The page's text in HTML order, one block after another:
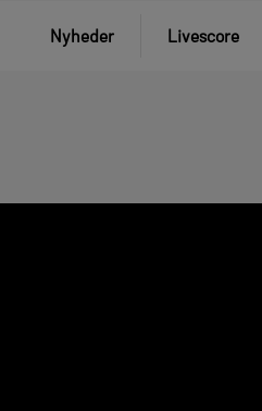
Nyheder Livescore